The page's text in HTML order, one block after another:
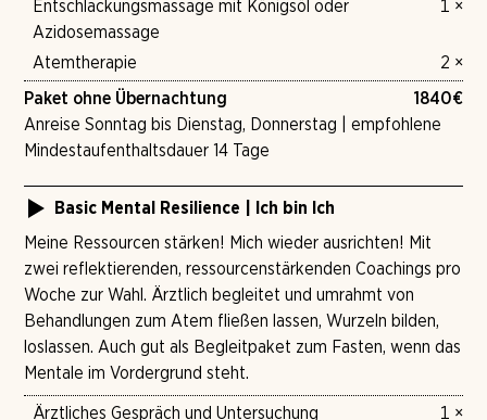
Entschlackungsmassage mit Königsöl oder
Azidosemassage
1 ×
Atemtherapie 2 ×
Paket ohne Übernachtung 1840€
Anreise Sonntag bis Dienstag, Donnerstag | empfohlene
Mindestaufenthaltsdauer 14 Tage
Basic Mental Resilience | Ich bin Ich
Meine Ressourcen stärken! Mich wieder ausrichten! Mit
zwei reflektierenden, ressourcenstärkenden Coachings pro
Woche zur Wahl. Ärztlich begleitet und umrahmt von
Behandlungen zum Atem fließen lassen, Wurzeln bilden,
loslassen. Auch gut als Begleitpaket zum Fasten, wenn das
Mentale im Vordergrund steht.
Ärztliches Gespräch und Untersuchung
1 ×